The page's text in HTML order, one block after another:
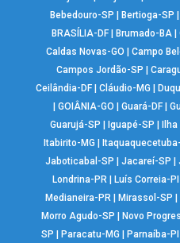
Bebedouro-SP
Bertioga-SP
BRASÍLIA-DF| Brumado-BA|
Caldas Novas-GO
|Campo
Campos Jordão-SP
Ceilândia-DF| Cláudio-MG
GOIÂNIA-GO Guará-DF|
Guarujá-SP
Iguapé-SP
Itabirito-MG
Jaboticabal-SP
Jacareí-SP
Londrina-PR| Luís Correia-PI
Medianeira-PR
Mirassol-SP
Morro Agudo-SP
Novo
SP
Paracatu-MG Parnaíba-PI